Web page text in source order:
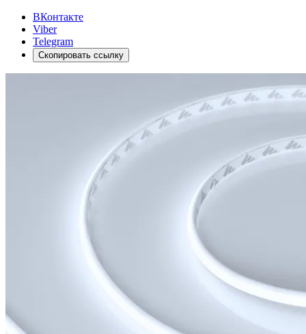
ВКонтакте
Viber
Telegram
Скопировать ссылку